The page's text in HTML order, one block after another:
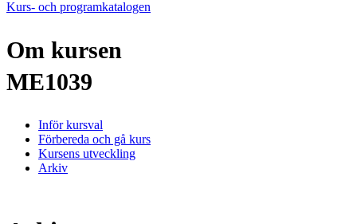
Kurs- och programkatalogen
Om kursen
ME1039
Inför kursval
Förbereda och gå kurs
Kursens utveckling
Arkiv